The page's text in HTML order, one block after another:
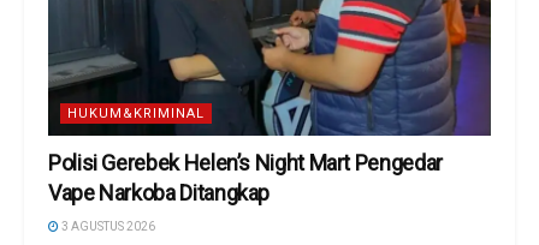
HUKUM&KRIMINAL
Polisi Gerebek Helen’s Night Mart Pengedar
Vape Narkoba Ditangkap
3 AGUSTUS 2026